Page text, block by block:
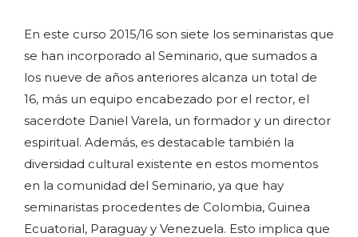
En este curso 2015/16 son siete los seminaristas que
se han incorporado al Seminario, que sumados a
los nueve de años anteriores alcanza un total de
16, más un equipo encabezado por el rector, el
sacerdote Daniel Varela, un formador y un director
espiritual. Además, es destacable también la
diversidad cultural existente en estos momentos
en la comunidad del Seminario, ya que hay
seminaristas procedentes de Colombia, Guinea
Ecuatorial, Paraguay y Venezuela. Esto implica que